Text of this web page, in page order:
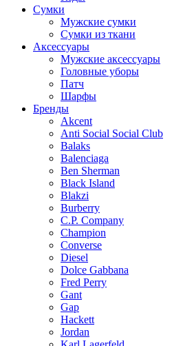
Сумки
Мужские сумки
Сумки из ткани
Аксессуары
Мужские аксессуары
Головные уборы
Патч
Шарфы
Бренды
Akcent
Anti Social Social Club
Balaks
Balenciaga
Ben Sherman
Black Island
Blakzi
Burberry
C.P. Company
Champion
Converse
Diesel
Dolce Gabbana
Fred Perry
Gant
Gap
Hackett
Jordan